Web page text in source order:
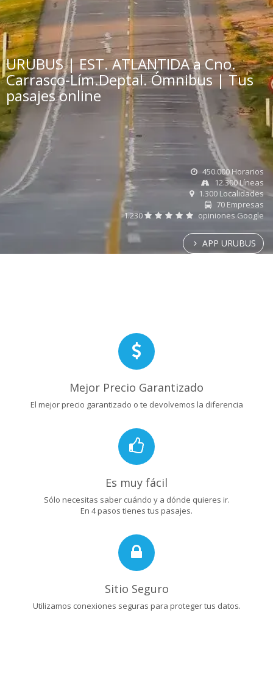
URUBUS | EST. ATLANTIDA a Cno.
Carrasco-Lím.Deptal. Ómnibus | Tus
pasajes online
450.000 Horarios
12.300 Líneas
1.300 Localidades
70 Empresas
1.230
opiniones Google
APP URUBUS
Mejor Precio Garantizado
El mejor precio garantizado o te devolvemos la diferencia
Es muy fácil
Sólo necesitas saber cuándo y a dónde quieres ir.
En 4 pasos tienes tus pasajes.
Sitio Seguro
Utilizamos conexiones seguras para proteger tus datos.